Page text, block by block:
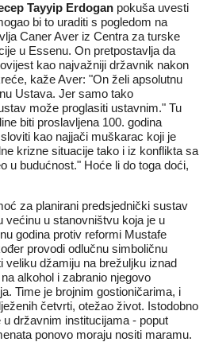
Tayyip Erdogan pokuša uvesti
bi to uraditi s pogledom na
Caner Aver iz Centra za turske
u Essenu. On pretpostavlja da
kao najvažniji državnik nakon
kaže Aver: "On želi apsolutnu
Ustava. Jer samo tako
može proglasiti ustavnim." Tu
biti proslavljena 100. godina
kao najjači muškarac koji je
krizne situacije tako i iz konflikta sa
u budućnost." Hoće li do toga doći,
za planirani predsjednički sustav
većinu u stanovništvu koja je u
godina protiv reformi Mustafe
provodi odlučnu simboličnu
veliku džamiju na brežuljku iznad
alkohol i zabranio njegovo
Time je brojnim gostioničarima, i
četvrti, otežao život. Istodobno
državnim institucijama - poput
ponovo moraju nositi maramu.